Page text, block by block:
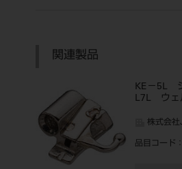
関連製品
KE－5L
L7L ウェ
株式会
品目コード